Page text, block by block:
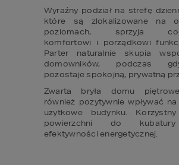
Wyraźny podział na strefę
które są zlokalizowane na
poziomach, sprzyja
komfortowi i porządkowi
Parter naturalnie skupia
domowników, podczas
pozostaje spokojną, prywatną
Zwarta bryła domu
również pozytywnie wpływać
użytkowe budynku.
powierzchni do
efektywności energetycznej.